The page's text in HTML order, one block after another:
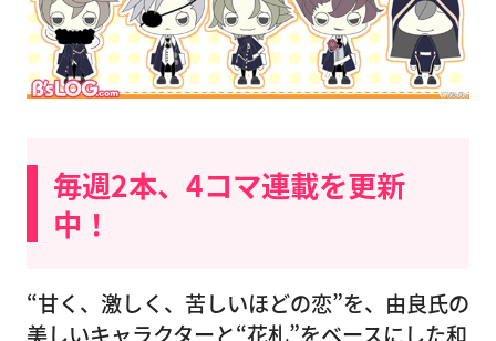
毎週2本、4コマ連載を更新
中！
“甘く、激しく、苦しいほどの恋”を、由良氏の
美しいキャラクターと“花札”をベースにした和